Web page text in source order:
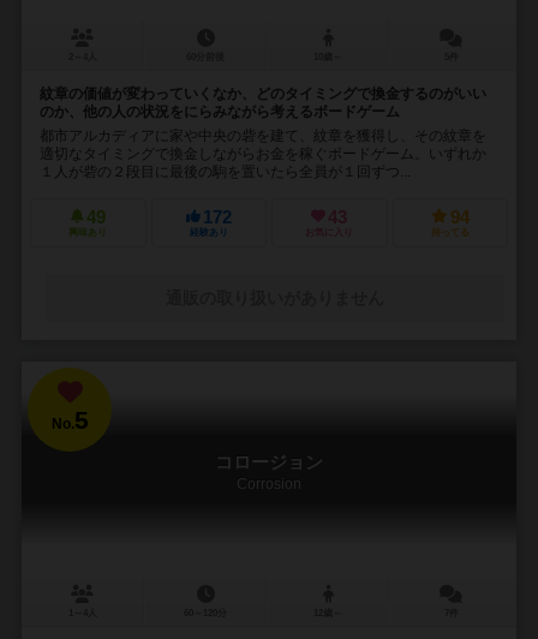
紋章の価値が変わっていくなか、どのタイミングで換金するのがいい
のか、他の人の状況をにらみながら考えるボードゲーム
都市アルカディアに家や中央の砦を建て、紋章を獲得し、その紋章を
適切なタイミングで換金しながらお金を稼ぐボードゲーム。いずれか
１人が砦の２段目に最後の駒を置いたら全員が１回ずつ...
49
興味あり
172
経験あり
43
お気に入り
94
持ってる
No.5
コロージョン
Corrosion